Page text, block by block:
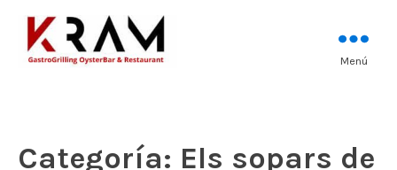
Los mejores pescados, mariscos y
Menú
Categoría: Els sopars de